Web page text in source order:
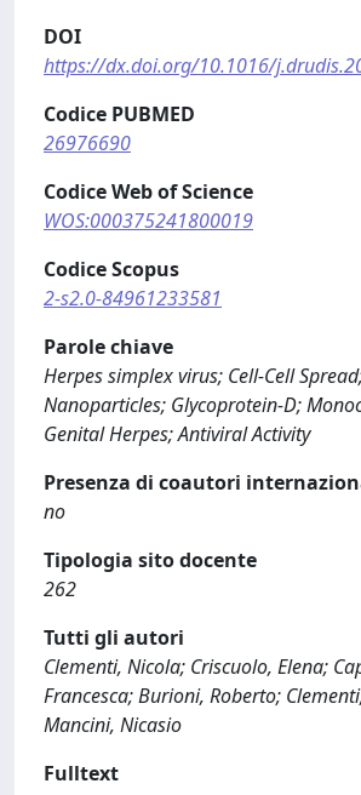
DOI
https://dx.doi.org/10.1016/
Codice PUBMED
26976690
Codice Web of Science
WOS:000375241800019
Codice Scopus
2-s2.0-84961233581
Parole chiave
Herpes simplex virus; Cell-Cell
Nanoparticles; Glycoprotein-D;
Genital Herpes; Antiviral Activity
Presenza di coautori
no
Tipologia sito docente
262
Tutti gli autori
Clementi, Nicola; Criscuolo, Elena;
Francesca; Burioni, Roberto;
Mancini, Nicasio
Fulltext